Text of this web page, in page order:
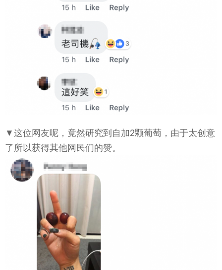
▼这位网友呢，竟然研究到自加2颗葡萄，由于太创意
了所以获得其他网民们的赞。